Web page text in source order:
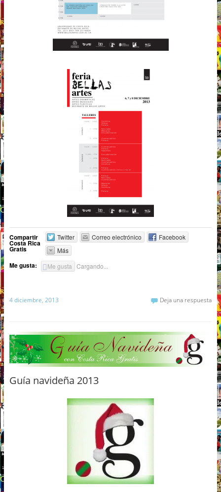
Compartir
Costa Rica
Gratis
Twitter Correo electrónico
Facebook
Más
Me gusta: Me gusta Cargando...
4 diciembre, 2013 Deja una respuesta
Guía navideña 2013